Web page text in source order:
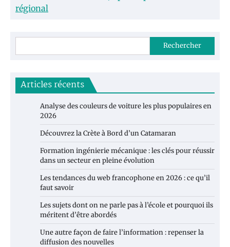
régional
Rechercher
Articles récents
Analyse des couleurs de voiture les plus populaires en
2026
Découvrez la Crète à Bord d’un Catamaran
Formation ingénierie mécanique : les clés pour réussir
dans un secteur en pleine évolution
Les tendances du web francophone en 2026 : ce qu’il
faut savoir
Les sujets dont on ne parle pas à l’école et pourquoi ils
méritent d’être abordés
Une autre façon de faire l’information : repenser la
diffusion des nouvelles